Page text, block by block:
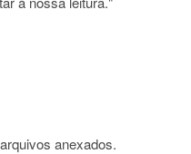
anexados.